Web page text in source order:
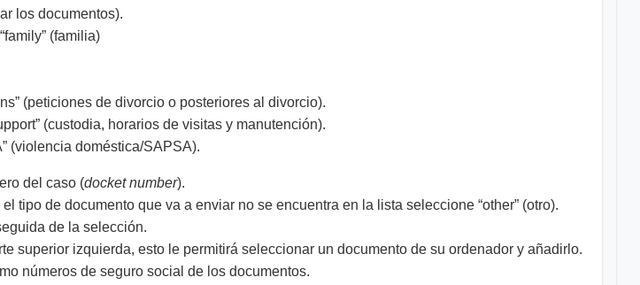
los documentos).
(familia)
(peticiones de divorcio o posteriores al divorcio).
(custodia, horarios de visitas y manutención).
(violencia doméstica/SAPSA).
del caso (docket number).
de documento que va a enviar no se encuentra en la lista seleccione “other” (otro).
de la selección.
superior izquierda, esto le permitirá seleccionar un documento de su ordenador y añadirlo.
números de seguro social de los documentos.